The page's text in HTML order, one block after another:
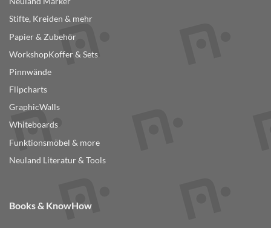
Stifte, Kreiden & mehr
Papier & Zubehör
WorkshopKoffer & Sets
Pinnwände
Flipcharts
GraphicWalls
Whiteboards
Funktionsmöbel & more
Neuland Literatur & Tools
Books & KnowHow